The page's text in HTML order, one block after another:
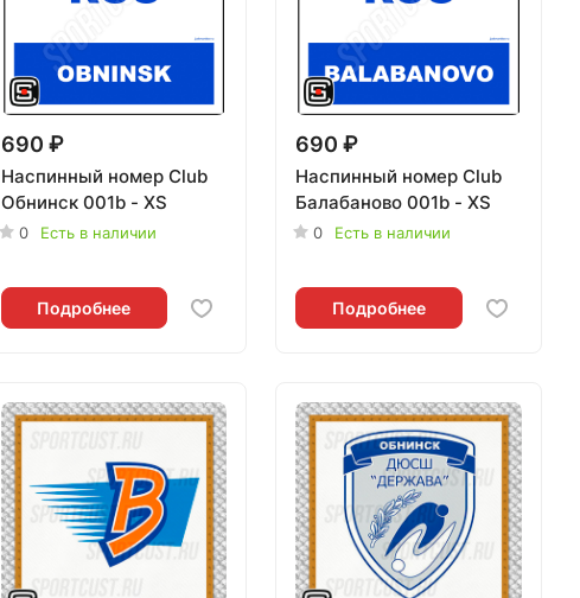
690 ₽
Наспинный номер Club
Обнинск 001b - XS
0 Есть в наличии
Подробнее
690 ₽
Наспинный номер Club
Балабаново 001b - XS
0 Есть в наличии
Подробнее